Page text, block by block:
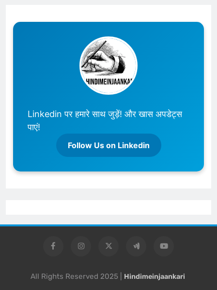
Linkedin पर हमारे साथ जुड़ें! और खास अपडेट्स
पाएं!
Follow Us on Linkedin
All Rights Reserved 2025 | Hindimeinjaankari